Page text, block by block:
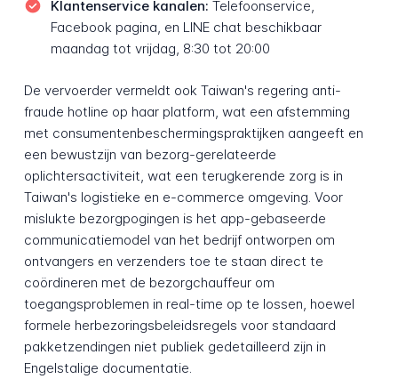
Klantenservice kanalen: Telefoonservice,
Facebook pagina, en LINE chat beschikbaar
maandag tot vrijdag, 8:30 tot 20:00
De vervoerder vermeldt ook Taiwan's regering anti-
fraude hotline op haar platform, wat een afstemming
met consumentenbeschermingspraktijken aangeeft en
een bewustzijn van bezorg-gerelateerde
oplichtersactiviteit, wat een terugkerende zorg is in
Taiwan's logistieke en e-commerce omgeving. Voor
mislukte bezorgpogingen is het app-gebaseerde
communicatiemodel van het bedrijf ontworpen om
ontvangers en verzenders toe te staan direct te
coördineren met de bezorgchauffeur om
toegangsproblemen in real-time op te lossen, hoewel
formele herbezoringsbeleidsregels voor standaard
pakketzendingen niet publiek gedetailleerd zijn in
Engelstalige documentatie.